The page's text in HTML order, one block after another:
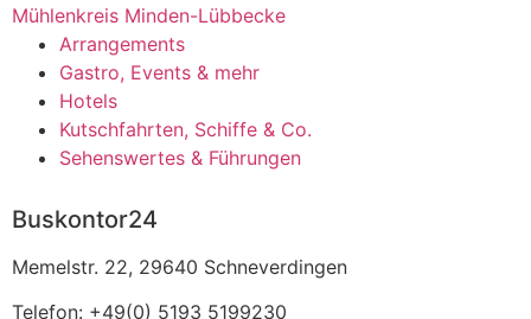
Mühlenkreis Minden-Lübbecke
Arrangements
Gastro, Events & mehr
Hotels
Kutschfahrten, Schiffe & Co.
Sehenswertes & Führungen
Buskontor24
Memelstr. 22, 29640 Schneverdingen
Telefon: +49(0) 5193 5199230